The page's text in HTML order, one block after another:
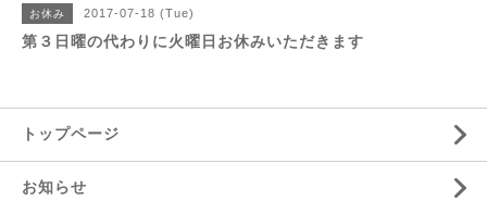
お休み 2017-07-18 (Tue)
第３日曜の代わりに火曜日お休みいただきます
トップページ
お知らせ